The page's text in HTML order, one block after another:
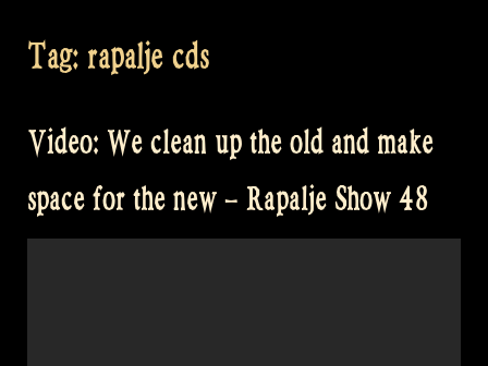
Tag: rapalje cds
Video: We clean up the old and make
space for the new – Rapalje Show 48